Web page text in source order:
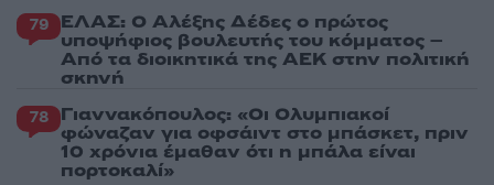
79 ΕΛΑΣ: Ο Αλέξης Δέδες ο πρώτος
υποψήφιος βουλευτής του κόμματος –
Από τα διοικητικά της ΑΕΚ στην πολιτική
σκηνή
78 Γιαννακόπουλος: «Οι Ολυμπιακοί
φώναζαν για οφσάιντ στο μπάσκετ, πριν
10 χρόνια έμαθαν ότι η μπάλα είναι
πορτοκαλί»